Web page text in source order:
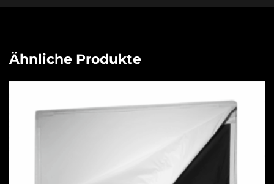
Ähnliche Produkte